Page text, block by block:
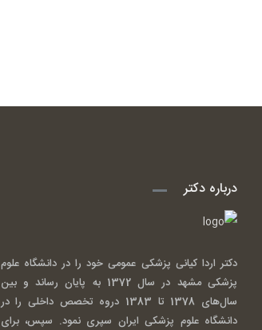
درباره دکتر
دکتر اردا کیانی پزشکی عمومی خود را در دانشگاه علوم
پزشکی مشهد در سال 1372 به پایان رساند و بین
سال‌های 1378 تا 1383 دروه تخصص داخلی را در
دانشگاه علوم پزشکی ایران سپری نمود. سپس، برای